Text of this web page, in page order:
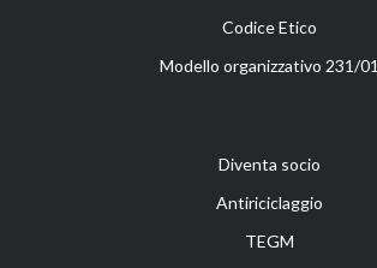
Codice Etico
Modello organizzativo 231/01
Diventa socio
Antiriciclaggio
TEGM